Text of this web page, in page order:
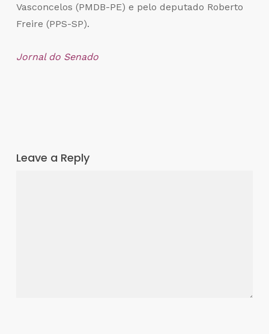
Vasconcelos (PMDB-PE) e pelo deputado Roberto
Freire (PPS-SP).
Jornal do Senado
Leave a Reply